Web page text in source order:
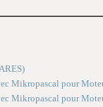
Mikropascal pour
Mikropascal pour